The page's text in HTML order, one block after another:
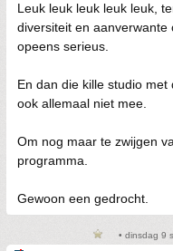
Leuk leuk leuk leuk leuk,
diversiteit en
opeens serieus.
En dan die kille studio
ook allemaal niet mee.
Om nog maar te zwijgen
programma.
Gewoon een gedrocht.
• dinsdag 9